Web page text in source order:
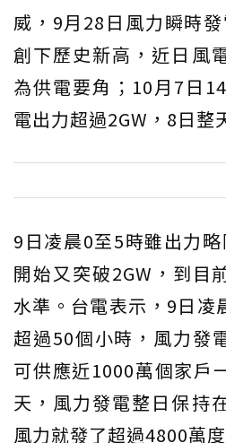
威，9月28日風力瞬時發
創下歷史新高，近日風
為供電要角；10月7日
電出力超過2GW，8日整
9日凌晨0至5時雖出力
開始又突破2GW，到目
水準。台電表示，9日凌
超過50個小時，風力發
可供應近1000萬個家戶
天，風力發電整日保持
風力就發了超過4800萬度